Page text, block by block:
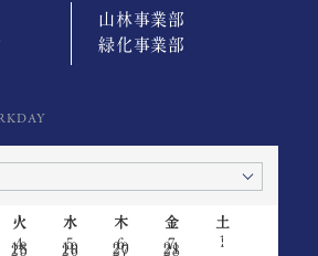
山林事業部
緑化事業部
火 水 木 金
土
1
4 5 6 7 8
11 12 13 14 15
18 19 20 21 22
25 26 27 28 29